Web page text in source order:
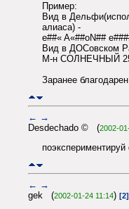
Пример:
Вид в
алиаса) -
e##« A«##oN##
Вид в ДОСовском
М-н СОЛНЕЧНЫЙ
Заранее
← →
Desdechado © (2002-
← →
gek (2002-01-24 11:14) [2]